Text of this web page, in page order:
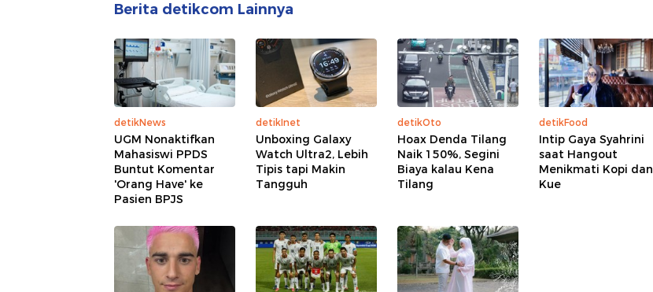
Berita detikcom Lainnya
detikNews
UGM Nonaktifkan
Mahasiswi PPDS
Buntut Komentar
'Orang Have' ke
Pasien BPJS
detikInet
Unboxing Galaxy
Watch Ultra2, Lebih
Tipis tapi Makin
Tangguh
detikOto
Hoax Denda Tilang
Naik 150%, Segini
Biaya kalau Kena
Tilang
detikFood
Intip Gaya Syahrini
saat Hangout
Menikmati Kopi dan
Kue